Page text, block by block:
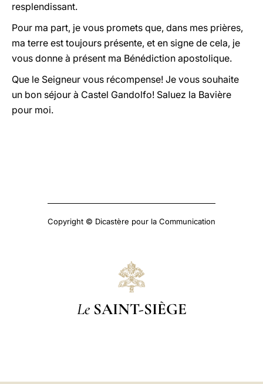
resplendissant.
Pour ma part, je vous promets que, dans mes prières,
ma terre est toujours présente, et en signe de cela, je
vous donne à présent ma Bénédiction apostolique.
Que le Seigneur vous récompense! Je vous souhaite
un bon séjour à Castel Gandolfo! Saluez la Bavière
pour moi.
Copyright © Dicastère pour la Communication
Le SAINT-SIÈGE